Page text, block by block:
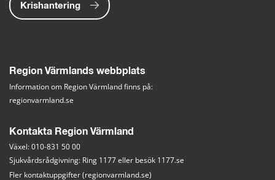
Krishantering
Region Värmlands webbplats
Information om Region Värmland finns på:
regionvarmland.se
Kontakta Region Värmland
Växel: 010-831 50 00
Sjukvårdsrådgivning: Ring 1177 eller besök 1177.se
Fler kontaktuppgifter (regionvarmland.se)